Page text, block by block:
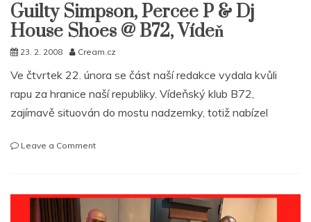
připravil
DJ
House
Shoes
Guilty Simpson, Percee P & Dj
House Shoes @ B72, Vídeň
23. 2. 2008 Cream.cz
Ve čtvrtek 22. února se část naší redakce vydala kvůli
rapu za hranice naší republiky. Vídeňský klub B72,
zajímavě situován do mostu nadzemky, totiž nabízel
Leave a Commenton
P
&